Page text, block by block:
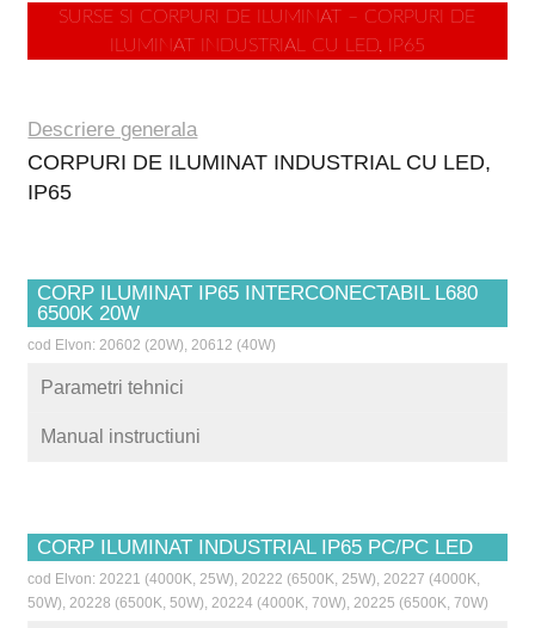
SURSE SI CORPURI DE ILUMINAT – CORPURI DE
ILUMINAT INDUSTRIAL CU LED, IP65
Descriere generala
CORPURI DE ILUMINAT INDUSTRIAL CU LED,
IP65
CORP ILUMINAT IP65 INTERCONECTABIL L680
6500K 20W
cod Elvon: 20602 (20W), 20612 (40W)
Parametri tehnici
Manual instructiuni
CORP ILUMINAT INDUSTRIAL IP65 PC/PC LED
cod Elvon: 20221 (4000K, 25W), 20222 (6500K, 25W), 20227 (4000K,
50W), 20228 (6500K, 50W), 20224 (4000K, 70W), 20225 (6500K, 70W)